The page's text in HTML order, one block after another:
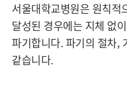
서울대학교병원은 원칙적
달성된 경우에는 지체 없
파기합니다. 파기의 절차,
같습니다.